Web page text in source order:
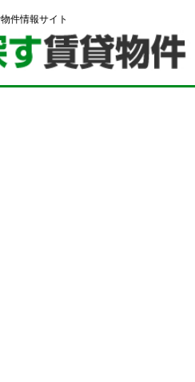
件情報サイト